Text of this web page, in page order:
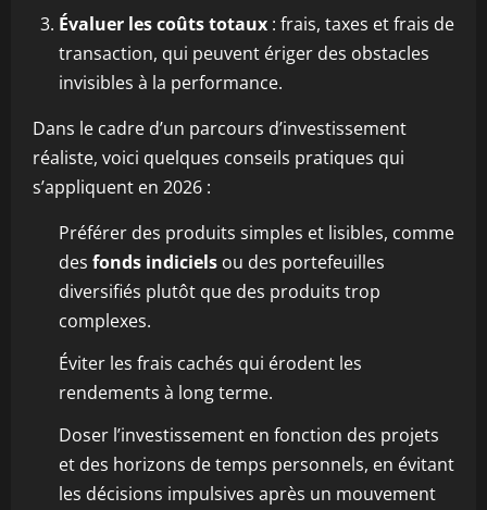
Évaluer les coûts totaux : frais, taxes et frais de
transaction, qui peuvent ériger des obstacles
invisibles à la performance.
Dans le cadre d’un parcours d’investissement
réaliste, voici quelques conseils pratiques qui
s’appliquent en 2026 :
Préférer des produits simples et lisibles, comme
des fonds indiciels ou des portefeuilles
diversifiés plutôt que des produits trop
complexes.
Éviter les frais cachés qui érodent les
rendements à long terme.
Doser l’investissement en fonction des projets
et des horizons de temps personnels, en évitant
les décisions impulsives après un mouvement